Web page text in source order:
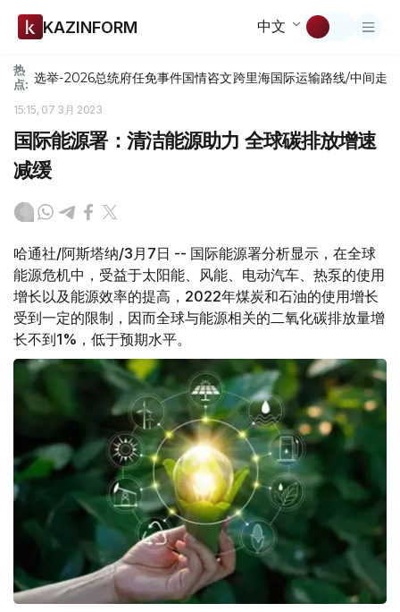
KAZINFORM 中文
热
点: 选举-2026总统府任免事件国情咨文跨里海国际运输路线/中间走廊
15:15, 07 3月 2023
国际能源署：清洁能源助力 全球碳排放增速
减缓
哈通社/阿斯塔纳/3月7日 -- 国际能源署分析显示，在全球
能源危机中，受益于太阳能、风能、电动汽车、热泵的使用
增长以及能源效率的提高，2022年煤炭和石油的使用增长
受到一定的限制，因而全球与能源相关的二氧化碳排放量增
长不到1%，低于预期水平。